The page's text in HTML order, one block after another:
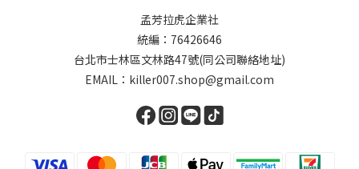
孟芳拉虎企業社
統編：76426646
台北市士林區文林路47號(同公司聯絡地址)
EMAIL：killer007.shop@gmail.com